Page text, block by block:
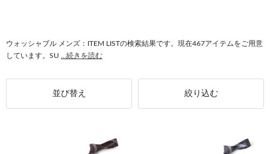
#ベルト メンズ #ピンバックルベルト メンズ #ウォッシャブル BLACK LINE
#ネクタイ ウォッシャブル
ウォッシャブル メンズ：ITEM LISTの検索結果です。現在467アイテムをご用意
しています。SU
...続きを読む
並び替え 絞り込む